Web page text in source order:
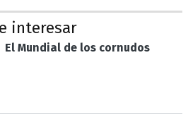
interesar
El Mundial de los cornudos